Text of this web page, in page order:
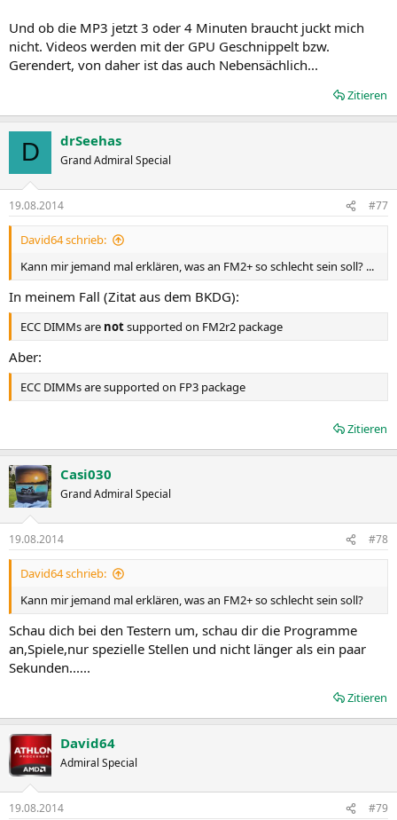
Und ob die MP3 jetzt 3 oder 4 Minuten braucht juckt mich
nicht. Videos werden mit der GPU Geschnippelt bzw.
Gerendert, von daher ist das auch Nebensächlich...
Zitieren
D drSeehas
Grand Admiral Special
19.08.2014 #77
David64 schrieb:
Kann mir jemand mal erklären, was an FM2+ so schlecht sein soll? ...
In meinem Fall (Zitat aus dem BKDG):
ECC DIMMs are notsupported on FM2r2 package
Aber:
ECC DIMMs are supported on FP3 package
Zitieren
Casi030
Grand Admiral Special
19.08.2014 #78
David64 schrieb:
Kann mir jemand mal erklären, was an FM2+ so schlecht sein soll?
Schau dich bei den Testern um, schau dir die Programme
an,Spiele,nur spezielle Stellen und nicht länger als ein paar
Sekunden......
Zitieren
David64
Admiral Special
19.08.2014 #79